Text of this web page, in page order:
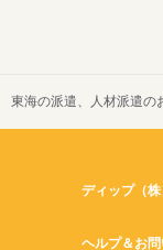
東海の派遣、人材派遣の
ディップ（株
ヘルプ＆お